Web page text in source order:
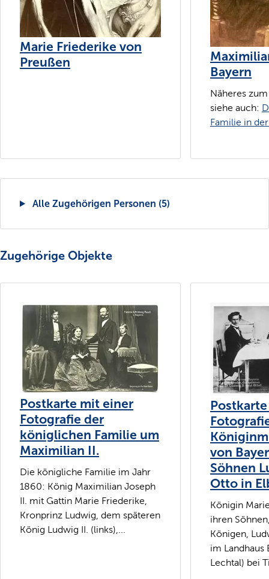
Marie Friederike von
Preußen
Bayern
Näheres
siehe auch:
Familie in
Alle Zugehörigen Personen (5)
Zugehörige Objekte
Postkarte mit einer
Fotografie der
königlichen Familie um
Maximilian II.
Die königliche Familie im Jahr
1860: König Maximilian Joseph
II. mit Gattin Marie Friederike,
Kronprinz Ludwig, dem späteren
König Ludwig II. (links),...
von
Söhnen
Otto in
Königin
ihren
Königen,
im Landhaus
Lechtal) bei